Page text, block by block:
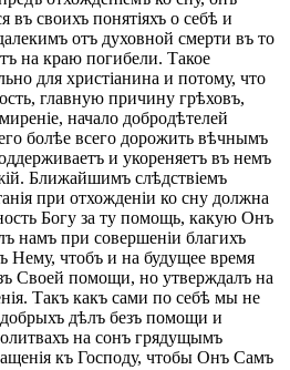
въ своихъ понятіяхъ о себѣ и
отъ духовной смерти въ то
на краю погибели. Такое
для христіанина и потому, что
главную причину грѣховъ,
начало добродѣтелей
болѣе всего дорожить вѣчнымъ
и укореняетъ въ немъ
Ближайшимъ слѣдствіемъ
при отхожденіи ко сну должна
Богу за ту помощь, какую Онъ
намъ при совершеніи благихъ
Нему, чтобъ и на будущее время
Своей помощи, но утверждалъ на
Такъ какъ сами по себѣ мы не
дѣлъ безъ помощи и
на сонъ грядущымъ
къ Господу, чтобы Онъ Самъ